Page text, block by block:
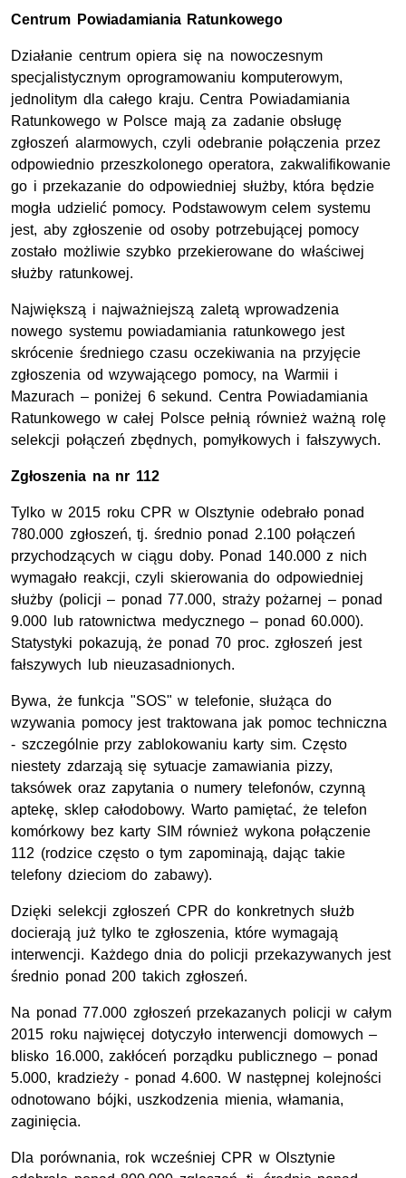
Centrum Powiadamiania Ratunkowego
Działanie centrum opiera się na nowoczesnym
specjalistycznym oprogramowaniu komputerowym,
jednolitym dla całego kraju. Centra Powiadamiania
Ratunkowego w Polsce mają za zadanie obsługę
zgłoszeń alarmowych, czyli odebranie połączenia przez
odpowiednio przeszkolonego operatora, zakwalifikowanie
go i przekazanie do odpowiedniej służby, która będzie
mogła udzielić pomocy. Podstawowym celem systemu
jest, aby zgłoszenie od osoby potrzebującej pomocy
zostało możliwie szybko przekierowane do właściwej
służby ratunkowej.
Największą i najważniejszą zaletą wprowadzenia
nowego systemu powiadamiania ratunkowego jest
skrócenie średniego czasu oczekiwania na przyjęcie
zgłoszenia od wzywającego pomocy, na Warmii i
Mazurach – poniżej 6 sekund. Centra Powiadamiania
Ratunkowego w całej Polsce pełnią również ważną rolę
selekcji połączeń zbędnych, pomyłkowych i fałszywych.
Zgłoszenia na nr 112
Tylko w 2015 roku CPR w Olsztynie odebrało ponad
780.000 zgłoszeń, tj. średnio ponad 2.100 połączeń
przychodzących w ciągu doby. Ponad 140.000 z nich
wymagało reakcji, czyli skierowania do odpowiedniej
służby (policji – ponad 77.000, straży pożarnej – ponad
9.000 lub ratownictwa medycznego – ponad 60.000).
Statystyki pokazują, że ponad 70 proc. zgłoszeń jest
fałszywych lub nieuzasadnionych.
Bywa, że funkcja "SOS" w telefonie, służąca do
wzywania pomocy jest traktowana jak pomoc techniczna
- szczególnie przy zablokowaniu karty sim. Często
niestety zdarzają się sytuacje zamawiania pizzy,
taksówek oraz zapytania o numery telefonów, czynną
aptekę, sklep całodobowy. Warto pamiętać, że telefon
komórkowy bez karty SIM również wykona połączenie
112 (rodzice często o tym zapominają, dając takie
telefony dzieciom do zabawy).
Dzięki selekcji zgłoszeń CPR do konkretnych służb
docierają już tylko te zgłoszenia, które wymagają
interwencji. Każdego dnia do policji przekazywanych jest
średnio ponad 200 takich zgłoszeń.
Na ponad 77.000 zgłoszeń przekazanych policji w całym
2015 roku najwięcej dotyczyło interwencji domowych –
blisko 16.000, zakłóceń porządku publicznego – ponad
5.000, kradzieży - ponad 4.600. W następnej kolejności
odnotowano bójki, uszkodzenia mienia, włamania,
zaginięcia.
Dla porównania, rok wcześniej CPR w Olsztynie